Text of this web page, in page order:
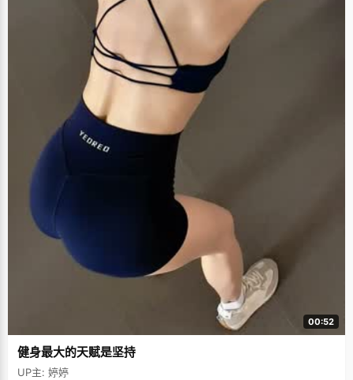
00:52
健身最大的天赋是坚持
UP主: 婷婷